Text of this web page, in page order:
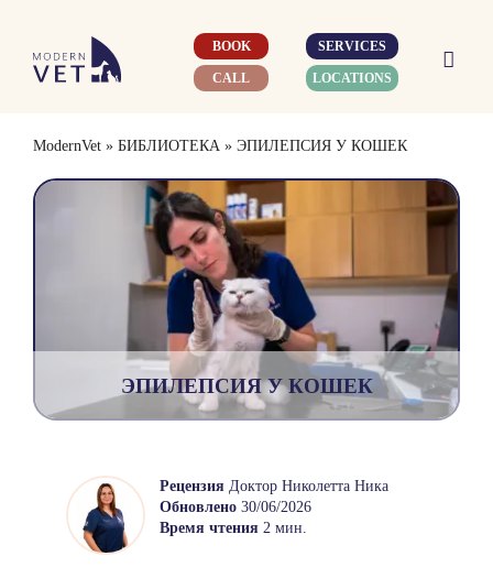
content
BOOK
CALL
SERVICES
LOCATIONS
ModernVet» БИБЛИОТЕКА» ЭПИЛЕПСИЯ У КОШЕК
ЭПИЛЕПСИЯ У КОШЕК
РецензияДоктор Николетта Ника
Обновлено 30/06/2026
Время чтения 2 мин.